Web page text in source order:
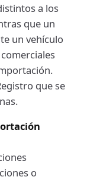
a los
que un
un vehículo
que se
o